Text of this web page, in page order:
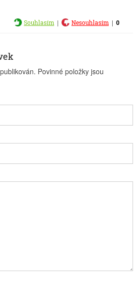
Souhlasím | Nesouhlasím | 0
Povinné položky jsou